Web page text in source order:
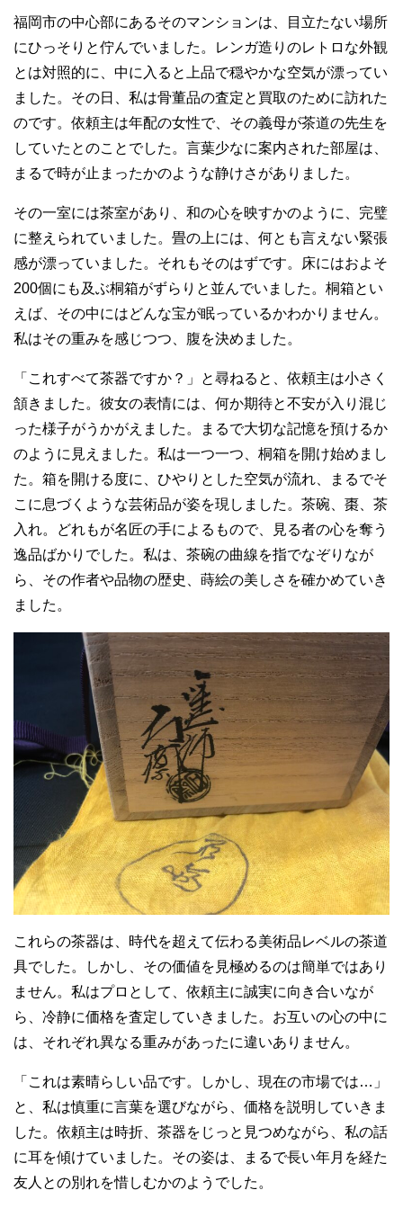
福岡市の中心部にあるそのマンションは、目立たない場所
にひっそりと佇んでいました。レンガ造りのレトロな外観
とは対照的に、中に入ると上品で穏やかな空気が漂ってい
ました。その日、私は骨董品の査定と買取のために訪れた
のです。依頼主は年配の女性で、その義母が茶道の先生を
していたとのことでした。言葉少なに案内された部屋は、
まるで時が止まったかのような静けさがありました。
その一室には茶室があり、和の心を映すかのように、完璧
に整えられていました。畳の上には、何とも言えない緊張
感が漂っていました。それもそのはずです。床にはおよそ
200個にも及ぶ桐箱がずらりと並んでいました。桐箱とい
えば、その中にはどんな宝が眠っているかわかりません。
私はその重みを感じつつ、腹を決めました。
「これすべて茶器ですか？」と尋ねると、依頼主は小さく
頷きました。彼女の表情には、何か期待と不安が入り混じ
った様子がうかがえました。まるで大切な記憶を預けるか
のように見えました。私は一つ一つ、桐箱を開け始めまし
た。箱を開ける度に、ひやりとした空気が流れ、まるでそ
こに息づくような芸術品が姿を現しました。茶碗、棗、茶
入れ。どれもが名匠の手によるもので、見る者の心を奪う
逸品ばかりでした。私は、茶碗の曲線を指でなぞりなが
ら、その作者や品物の歴史、蒔絵の美しさを確かめていき
ました。
これらの茶器は、時代を超えて伝わる美術品レベルの茶道
具でした。しかし、その価値を見極めるのは簡単ではあり
ません。私はプロとして、依頼主に誠実に向き合いなが
ら、冷静に価格を査定していきました。お互いの心の中に
は、それぞれ異なる重みがあったに違いありません。
「これは素晴らしい品です。しかし、現在の市場では…」
と、私は慎重に言葉を選びながら、価格を説明していきま
した。依頼主は時折、茶器をじっと見つめながら、私の話
に耳を傾けていました。その姿は、まるで長い年月を経た
友人との別れを惜しむかのようでした。